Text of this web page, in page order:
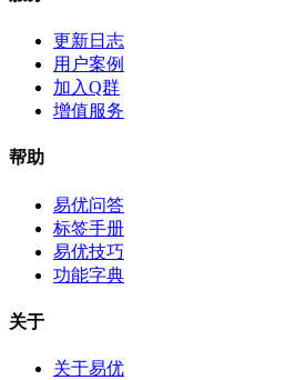
更新日志
用户案例
加入Q群
增值服务
帮助
易优问答
标签手册
易优技巧
功能字典
关于
关于易优